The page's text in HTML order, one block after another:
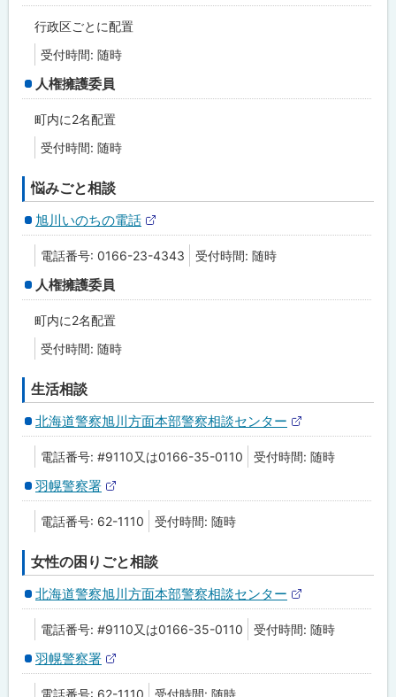
行政区ごとに配置
受付時間: 随時
人権擁護委員
町内に2名配置
受付時間: 随時
悩みごと相談
旭川いのちの電話
外
部
サ
電話番号: 0166-23-4343 受付時間: 随時
人権擁護委員
町内に2名配置
受付時間: 随時
生活相談
北海道警察旭川方面本部警察相談センター
外
部
サ
電話番号: #9110又は0166-35-0110 受付時間: 随時
羽幌警察署
外
部
サ
電話番号: 62-1110 受付時間: 随時
女性の困りごと相談
北海道警察旭川方面本部警察相談センター
外
部
サ
電話番号: #9110又は0166-35-0110 受付時間: 随時
羽幌警察署
外
部
電話番号: 62-1110 受付時間: 随時